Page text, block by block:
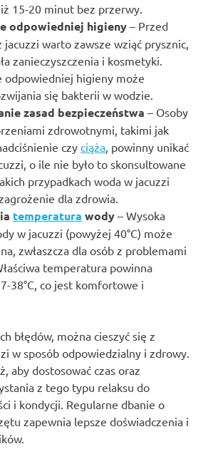
15-20 minut bez przerwy.
odpowiedniej higieny – Przed
jacuzzi warto zawsze wziąć prysznic,
zanieczyszczenia i kosmetyki.
odpowiedniej higieny może
się bakterii w wodzie.
zasad bezpieczeństwa – Osoby
zdrowotnymi, takimi jak
czy ciąża, powinny unikać
o ile nie było to skonsultowane
przypadkach woda w jacuzzi
dla zdrowia.
temperatura wody – Wysoka
w jacuzzi (powyżej 40°C) może
zwłaszcza dla osób z problemami
temperatura powinna
38°C, co jest komfortowe i
błędów, można cieszyć się z
w sposób odpowiedzialny i zdrowy.
aby dostosować czas oraz
z tego typu relaksu do
i kondycji. Regularne dbanie o
zapewnia lepsze doświadczenia i